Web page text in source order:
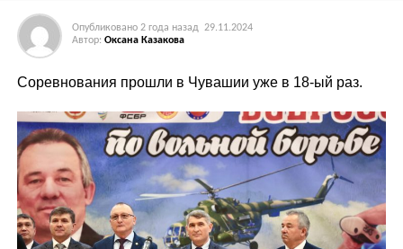
Опубликовано 2 года назад 29.11.2024
Автор: Оксана Казакова
Соревнования прошли в Чувашии уже в 18-ый раз.